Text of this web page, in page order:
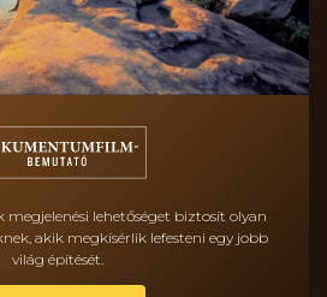
megjelenési lehetőséget biztosít olyan
akik megkísérlik lefesteni egy jobb
világ építését.